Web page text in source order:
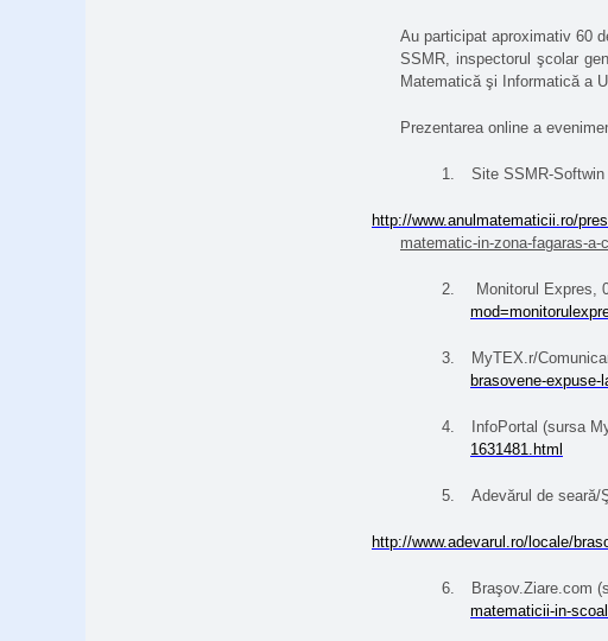
Au participat aproximativ 60
SSMR, inspectorul şcolar
Matematică şi Informatică a
Prezentarea online a
1. Site SSMR-
http://www.anulmatematicii.ro/
matematic-in-zona-fagaras-
2. Monitorul Expres,
3. MyTEX.r/
brasovene-expuse-
4. InfoPortal (sursa
1631481.html
5. Adevărul de seară/
http://www.adevarul.ro/locale/
6. Braşov.Ziare.com
matematicii-in-